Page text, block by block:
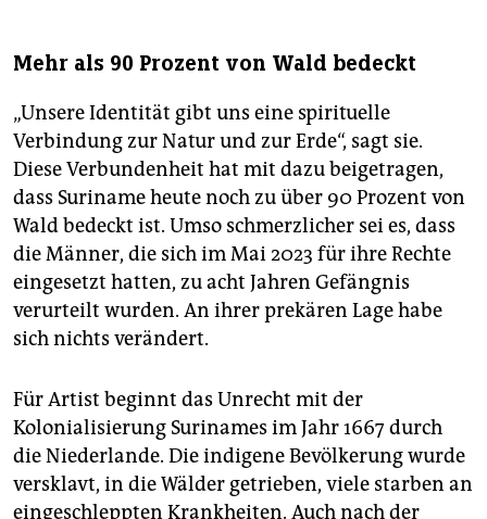
Mehr als 90 Prozent von Wald bedeckt
„Unsere Identität gibt uns eine spirituelle
Verbindung zur Natur und zur Erde“, sagt sie.
Diese Verbundenheit hat mit dazu beigetragen,
dass Suriname heute noch zu über 90 Prozent von
Wald bedeckt ist. Umso schmerzlicher sei es, dass
die Männer, die sich im Mai 2023 für ihre Rechte
eingesetzt hatten, zu acht Jahren Gefängnis
verurteilt wurden. An ihrer prekären Lage habe
sich nichts verändert.
Für Artist beginnt das Unrecht mit der
Kolonialisierung Surinames im Jahr 1667 durch
die Niederlande. Die indigene Bevölkerung wurde
versklavt, in die Wälder getrieben, viele starben an
eingeschleppten Krankheiten. Auch nach der